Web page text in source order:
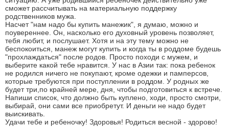
сможет рассчитывать на материальную поддержку
родственников мужа.
Насчет "нам надо бы купить манежик", я думаю, можно и
поувереннее. Он, насколько его духовный уровень позволяет,
тебя любит, и послушает. Хотя и на эту тему можно не
беспокоиться, манеж могут купить и когда ты в роддоме будешь
"прохлаждаться" после родов. Просто походи с мужем, и
выберите какой тебе нравится. У нас в Азии так: пока ребенок
не родился ничего не покупают, кроме одежки и памперсов,
которые требуются при поступлении в роддом. У родных же
будет три,по крайней мере, дня, чтобы подготовиться к встрече.
Напиши список, что должно быть куплено, ходи, просто смотри,
выбирай, они сами все приобретут. И деньги не надо будет
выискивать.
Удачи тебе и ребеночку! Здоровья! Родиться весной - здорово!